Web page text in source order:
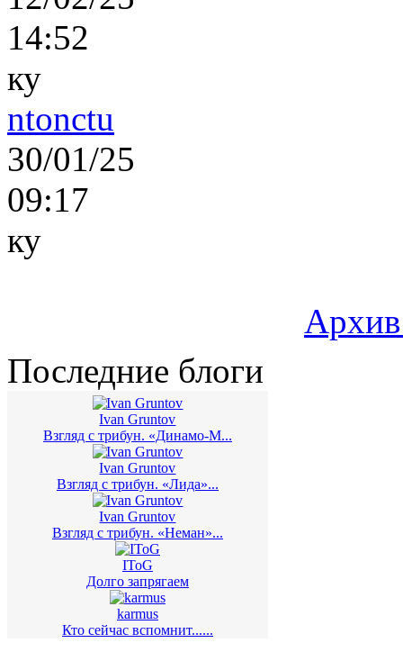
14:52
ку
ntonctu
30/01/25
09:17
ку
Последние блоги
Ivan Gruntov
Взгляд с трибун. «Динамо-М...
Ivan Gruntov
Взгляд с трибун. «Лида»...
Ivan Gruntov
Взгляд с трибун. «Неман»...
IToG
Долго запрягаем
karmus
Кто сейчас вспомнит......